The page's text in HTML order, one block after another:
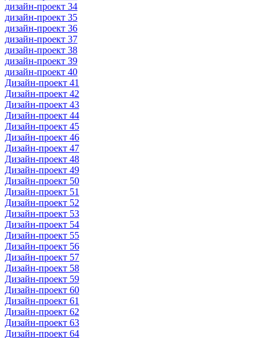
дизайн-проект 34
дизайн-проект 35
дизайн-проект 36
дизайн-проект 37
дизайн-проект 38
дизайн-проект 39
дизайн-проект 40
Дизайн-проект 41
Дизайн-проект 42
Дизайн-проект 43
Дизайн-проект 44
Дизайн-проект 45
Дизайн-проект 46
Дизайн-проект 47
Дизайн-проект 48
Дизайн-проект 49
Дизайн-проект 50
Дизайн-проект 51
Дизайн-проект 52
Дизайн-проект 53
Дизайн-проект 54
Дизайн-проект 55
Дизайн-проект 56
Дизайн-проект 57
Дизайн-проект 58
Дизайн-проект 59
Дизайн-проект 60
Дизайн-проект 61
Дизайн-проект 62
Дизайн-проект 63
Дизайн-проект 64